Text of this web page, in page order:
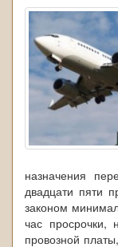
назначения
двадцати пяти
законом
час просрочки,
провозной